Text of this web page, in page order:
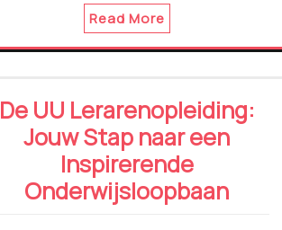
Read More
De UU Lerarenopleiding:
Jouw Stap naar een
Inspirerende
Onderwijsloopbaan